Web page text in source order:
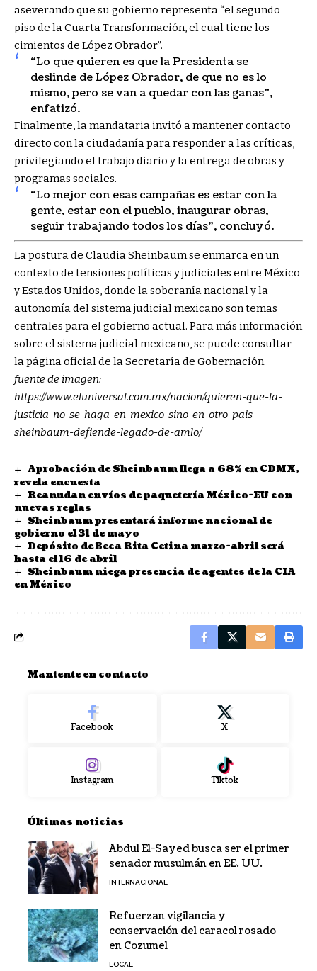
aseverando que su gobierno representa “el segundo
piso de la Cuarta Transformación, el cual tiene los
cimientos de López Obrador”.
“Lo que quieren es que la Presidenta se
deslinde de López Obrador, de que no es lo
mismo, pero se van a quedar con las ganas”,
enfatizó.
Finalmente, la mandataria invitó a mantener contacto
directo con la ciudadanía para responder a las críticas,
privilegiando el trabajo diario y la entrega de obras y
programas sociales.
“Lo mejor con esas campañas es estar con la
gente, estar con el pueblo, inaugurar obras,
seguir trabajando todos los días”, concluyó.
La postura de Claudia Sheinbaum se enmarca en un
contexto de tensiones políticas y judiciales entre México
y Estados Unidos, donde la soberanía nacional y la
autonomía del sistema judicial mexicano son temas
centrales para el gobierno actual. Para más información
sobre el sistema judicial mexicano, se puede consultar
la página oficial de laSecretaría de Gobernación.
fuente de imagen:
https://www.eluniversal.com.mx/nacion/quieren-que-la-
justicia-no-se-haga-en-mexico-sino-en-otro-pais-
sheinbaum-defiende-legado-de-amlo/
Aprobación de Sheinbaum llega a 68% en CDMX,
revela encuesta
Reanudan envíos de paquetería México-EU con
nuevas reglas
Sheinbaum presentará informe nacional de
gobierno el 31 de mayo
Depósito de Beca Rita Cetina marzo-abril será
hasta el 16 de abril
Sheinbaum niega presencia de agentes de la CIA
en México
Mantente en contacto
Facebook X
Instagram Tiktok
Últimas noticias
Abdul El-Sayed busca ser el primer
senador musulmán en EE. UU.
INTERNACIONAL
Refuerzan vigilancia y
conservación del caracol rosado
en Cozumel
LOCAL